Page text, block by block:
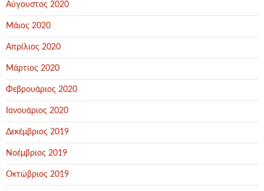
Αύγουστος 2020
Μάιος 2020
Απρίλιος 2020
Μάρτιος 2020
Φεβρουάριος 2020
Ιανουάριος 2020
Δεκέμβριος 2019
Νοέμβριος 2019
Οκτώβριος 2019